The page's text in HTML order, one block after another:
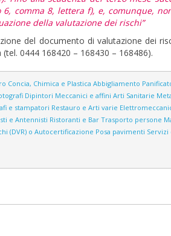
comma 8, lettera f), e, comunque,
della valutazione dei rischi”
del documento di valutazione dei
0444 168420 – 168430 – 168486).
Concia, Chimica e Plastica Abbigliamento
Dipintori Meccanici e affini Arti Sanitarie
e stampatori Restauro e Arti varie
e Antennisti Ristoranti e Bar Trasporto persone
(DVR) o Autocertificazione Posa pavimenti Servizi